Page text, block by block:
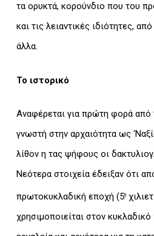
τα ορυκτά, κορούνδιο που του
και τις λειαντικές ιδιότητες,
άλλα.
Το ιστορικό
Αναφέρεται για πρώτη φορά
γνωστή στην αρχαιότητα ως
λίθον η τας ψήφους οι
Νεότερα στοιχεία έδειξαν ότι
πρωτοκυκλαδική εποχή (5η
χρησιμοποιείται στον